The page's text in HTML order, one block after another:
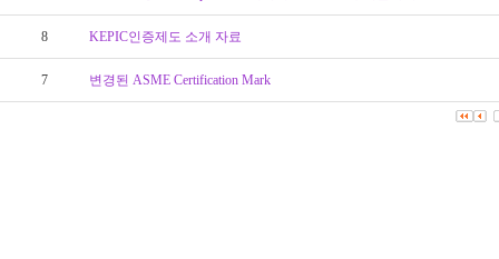
8 KEPIC인증제도 소개 자료
7 변경된 ASME Certification Mark